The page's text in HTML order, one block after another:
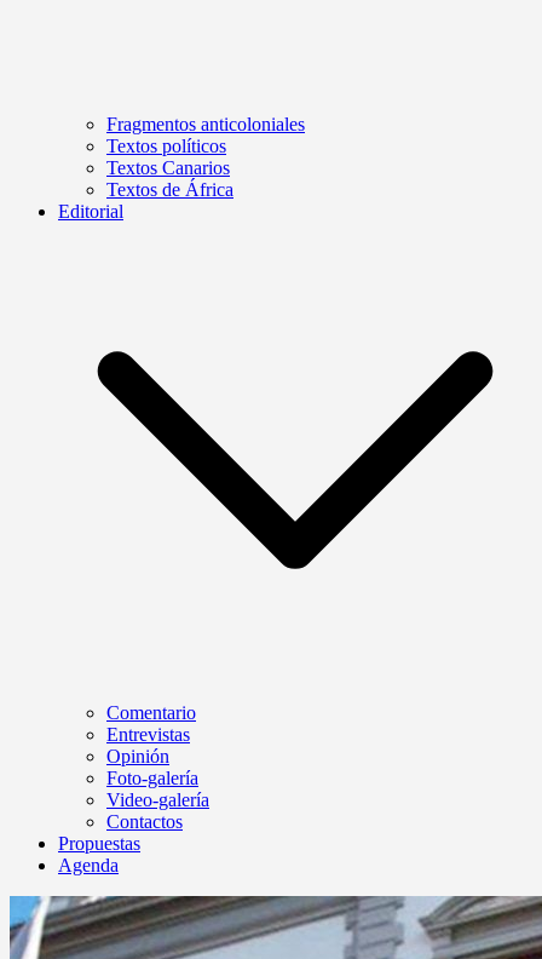
Fragmentos anticoloniales
Textos políticos
Textos Canarios
Textos de África
Editorial
Comentario
Entrevistas
Opinión
Foto-galería
Video-galería
Contactos
Propuestas
Agenda